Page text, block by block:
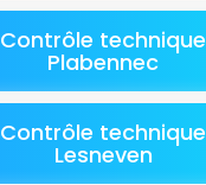
Contrôle technique
Plabennec
Contrôle technique
Lesneven